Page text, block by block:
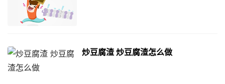
炒豆腐渣 炒豆腐渣怎么做